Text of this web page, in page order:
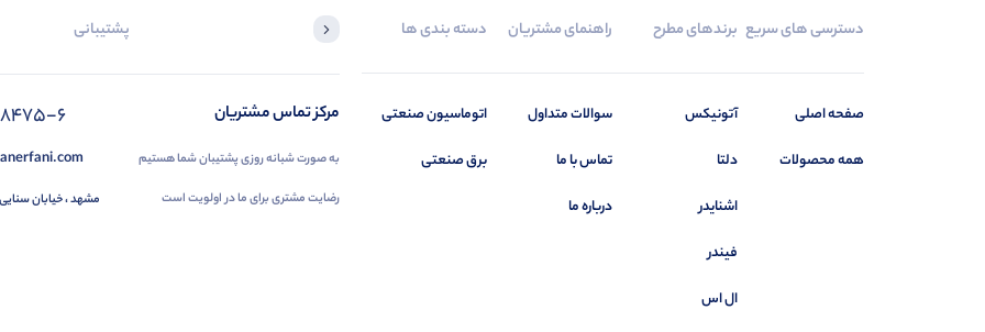
دسترسی های سریع
صفحه اصلی
همه محصولات
برندهای مطرح
آتونیکس
دلتا
اشنایدر
فیندر
ال اس
راهنمای مشتریان
سوالات متداول
تماس با ما
درباره ما
دسته بندی ها
اتوماسیون صنعتی
برق صنعتی
پشتیبانی
مرکز تماس مشتریان
به صورت شبانه روزی پشتیبان شما هستیم
رضایت مشتری برای ما در اولویت است
6
مشهد ، خیابان